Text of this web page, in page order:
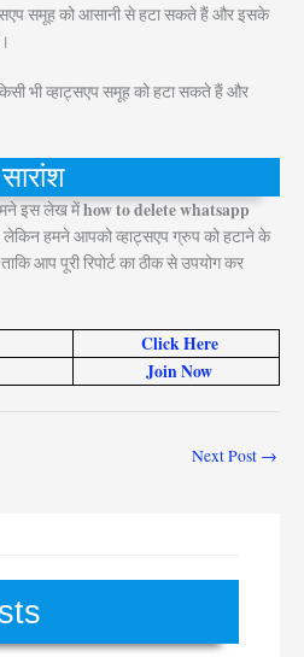
समूह को आसानी से हटा सकते हैं और इसके
भी व्हाट्सएप समूह को हटा सकते हैं और
सारांश
इस लेख मेंhow to delete whatsapp
लेकिन हमने आपको व्हाट्सएप ग्रुप को हटाने के
आप पूरी रिपोर्ट का ठीक से उपयोग कर
Click Here
Join Now
Next Post →